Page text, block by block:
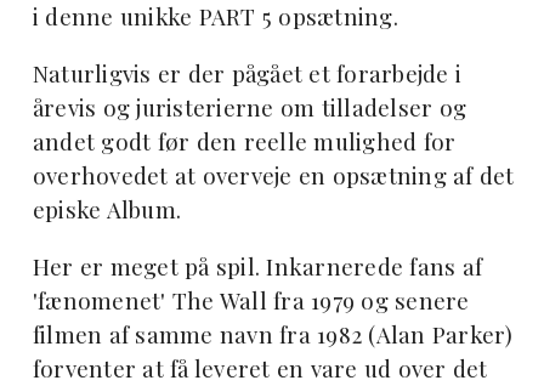
i denne unikke PART 5 opsætning.
Naturligvis er der pågået et forarbejde i
årevis og juristerierne om tilladelser og
andet godt før den reelle mulighed for
overhovedet at overveje en opsætning af det
episke Album.
Her er meget på spil. Inkarnerede fans af
'fænomenet' The Wall fra 1979 og senere
filmen af samme navn fra 1982 (Alan Parker)
forventer at få leveret en vare ud over det